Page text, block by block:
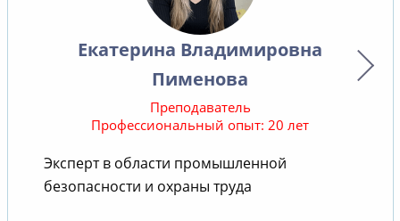
Екатерина Владимировна
Пименова
Преподаватель
Профессиональный опыт: 20 лет
Эксперт в области промышленной
безопасности и охраны труда